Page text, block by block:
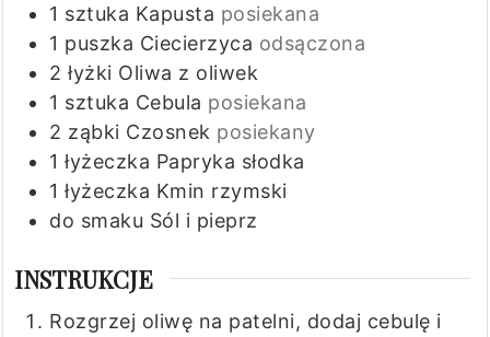
1 sztuka Kapusta posiekana
1 puszka Ciecierzyca odsączona
2 łyżki Oliwa z oliwek
1 sztuka Cebula posiekana
2 ząbki Czosnek posiekany
1 łyżeczka Papryka słodka
1 łyżeczka Kmin rzymski
do smaku Sól i pieprz
INSTRUKCJE
Rozgrzej oliwę na patelni, dodaj cebulę i